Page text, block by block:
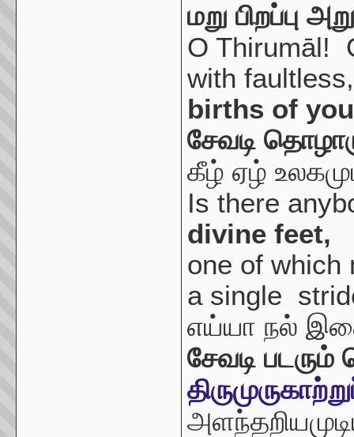
மறு பிறப்பு
O Thirumāl!
with
births of
சேவடி
கீழ் ஏழ்
Is there
divine feet,
one of which
a single
எய்யா நல்
சேவடி